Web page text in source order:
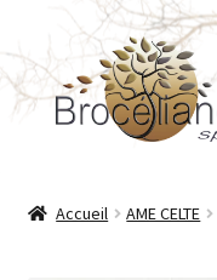
à
la
au
contenu
Accueil AME CELTE